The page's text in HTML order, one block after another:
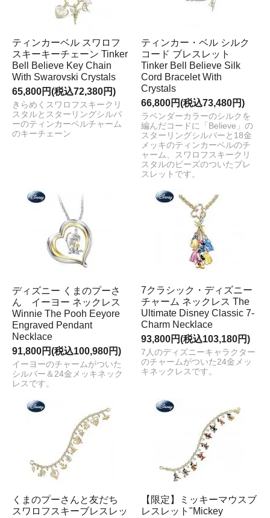
ティンカーベル スワロフ
スキーキーチェーン Tinker
Bell Believe Key Chain
With Swarovski Crystals
65,800円(税込72,380円)
きらめくスワロフスキークリ
スタルとスターリングシルバ
ーのティンカーベルチャーム
のキーチェーン
ティンカー・ベル シルク
コード ブレスレット
Tinker Bell Believe Silk
Cord Bracelet With
Crystals
66,800円(税込73,480円)
ラベンダーカラーのシルクを
編んだコードに「Believe」の
スターリングシルバーと18金
メッキのティンカーベルのチ
ャーム、スワロフスキークリ
スタルのビーズのついたブレ
スレットです。
ディズニー くまのプーさ
ん イーヨー ネックレス
Winnie The Pooh Eeyore
Engraved Pendant
Necklace
91,800円(税込100,980円)
イーヨーのチャームがついた
シルバー＆24金メッキネック
レスです。
7クラシック・ディズニー
チャーム ネックレス The
Ultimate Disney Classic 7-
Charm Necklace
93,800円(税込103,180円)
7人のディズニーキャラクター
のチャームがついた24金メッ
キネックレスです。
くまのプーさんと友だち
スワロフスキーブレスレッ
【限定】ミッキーマウスブ
レスレット"Mickey